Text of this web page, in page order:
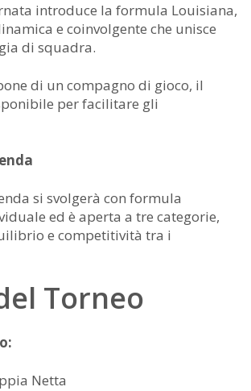
introduce la formula Louisiana,
e coinvolgente che unisce
di squadra.
di un compagno di gioco, il
per facilitare gli
si svolgerà con formula
ed è aperta a tre categorie,
e competitività tra i
Torneo
Netta